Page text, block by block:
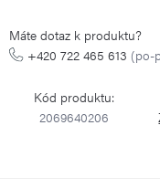
Máte dotaz k produktu?
+420 722 465 613 (po-
Kód produktu:
2069640206